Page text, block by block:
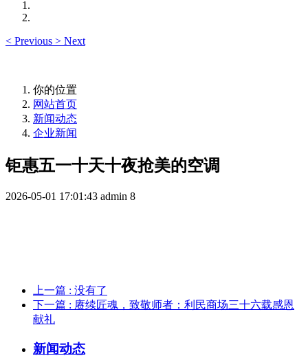
< Previous > Next
你的位置
网站首页
新闻动态
企业新闻
钜惠五一十天十夜抢美的空调
2026-05-01 17:01:43 admin 8
上一篇 : 没有了
下一篇 : 赓续匠魂，致敬师者：利民商场三十六载感恩
献礼
新闻动态